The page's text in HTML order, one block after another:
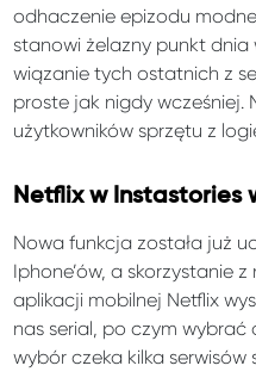
odhaczenie epizodu
stanowi żelazny punkt dnia
wiązanie tych ostatnich z
proste jak nigdy wcześniej.
użytkowników sprzętu z
Netflix w Instastories
Nowa funkcja została już
Iphone’ów, a skorzystanie
aplikacji mobilnej Netflix
nas serial, po czym wybrać
wybór czeka kilka serwisów